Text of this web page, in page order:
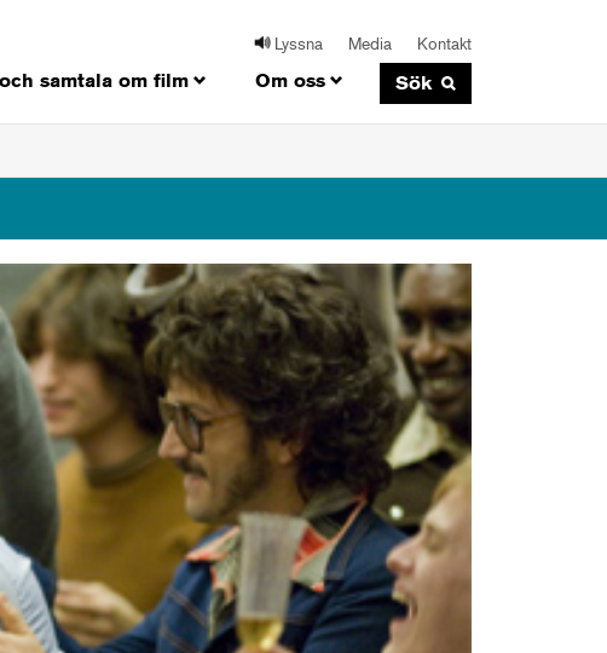
Lyssna Media Kontakt
samtala om film Om oss Sök